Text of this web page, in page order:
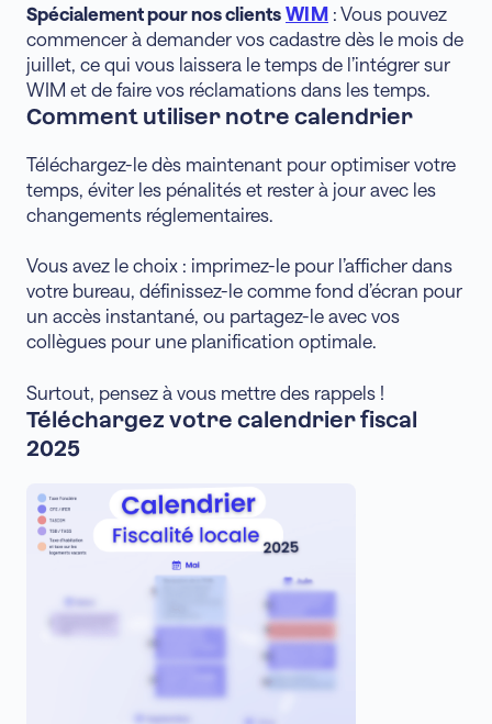
Spécialement pour nos clients WIM : Vous pouvez
commencer à demander vos cadastre dès le mois de
juillet, ce qui vous laissera le temps de l’intégrer sur
WIM et de faire vos réclamations dans les temps.
Comment utiliser notre calendrier
Téléchargez-le dès maintenant pour optimiser votre
temps, éviter les pénalités et rester à jour avec les
changements réglementaires.
Vous avez le choix : imprimez-le pour l’afficher dans
votre bureau, définissez-le comme fond d’écran pour
un accès instantané, ou partagez-le avec vos
collègues pour une planification optimale.
Surtout, pensez à vous mettre des rappels !
Téléchargez votre calendrier fiscal
2025